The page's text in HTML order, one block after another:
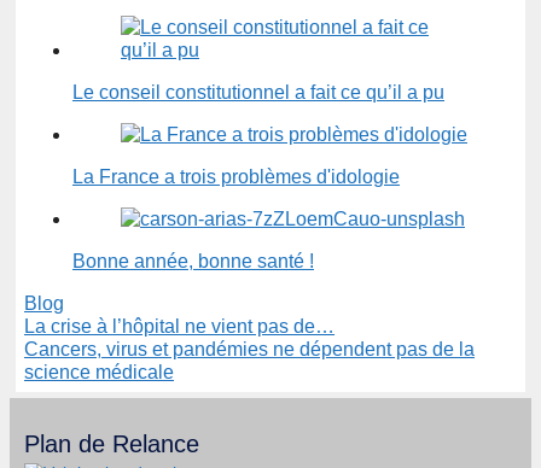
Le conseil constitutionnel a fait ce qu’il a pu
La France a trois problèmes d'idologie
Bonne année, bonne santé !
Catégories
Blog
La crise à l’hôpital ne vient pas de…
Cancers, virus et pandémies ne dépendent pas de la
science médicale
Plan de Relance